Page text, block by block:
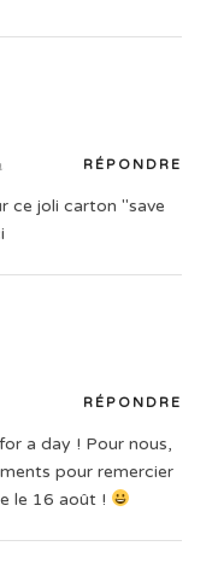
RÉPONDRE
ce joli carton "save
RÉPONDRE
a day ! Pour nous,
pour remercier
le 16 août !